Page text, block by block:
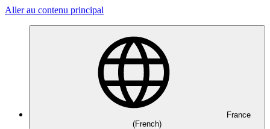
Aller au contenu principal
France
(French)